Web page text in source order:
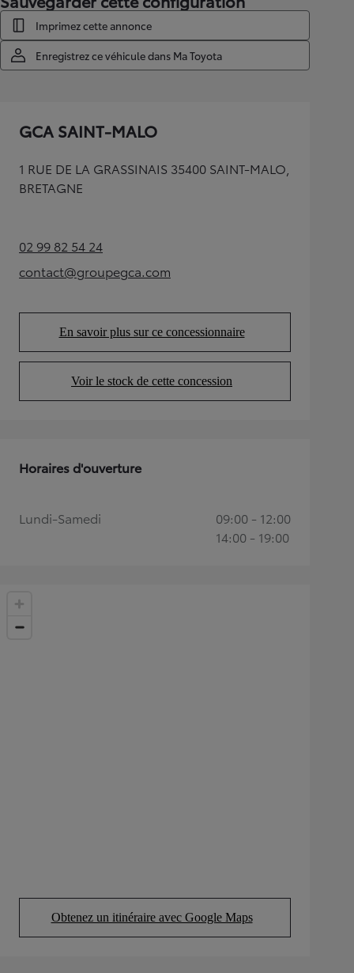
Imprimez cette annonce
Enregistrez ce véhicule dans Ma Toyota
GCA SAINT-MALO
1 RUE DE LA GRASSINAIS 35400 SAINT-MALO,
BRETAGNE
02 99 82 54 24(Opens in new tab)
contact@groupegca.com
(Opens in new tab)
En savoir plus sur ce concessionnaire
(Opens in new tab)
Voir le stock de cette concession
(Opens in new tab)
Obtenez un itinéraire avec Google Maps
(Opens in new tab)
Horaires d'ouverture
Lundi-Samedi
09:00 - 12:00
14:00 - 19:00